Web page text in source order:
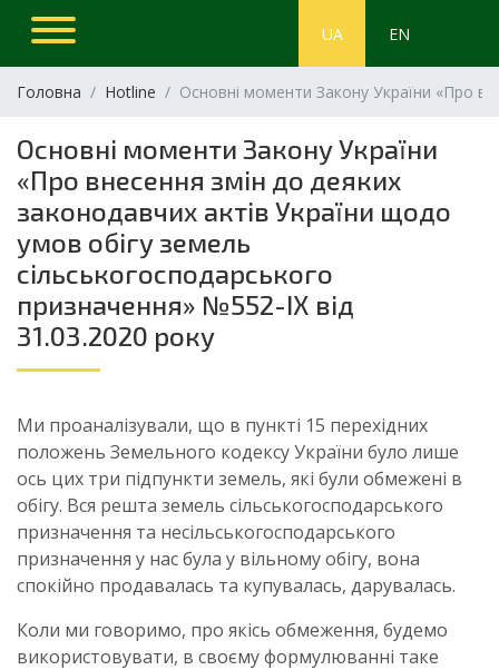
UA EN
Головна Hotline Основні моменти Закону України «Про
Основні моменти Закону України
«Про внесення змін до деяких
законодавчих актів України щодо
умов обігу земель
сільськогосподарського
призначення» №552-ІХ від
31.03.2020 року
Ми проаналізували, що в пункті 15 перехідних
положень Земельного кодексу України було лише
ось цих три підпункти земель, які були обмежені в
обігу. Вся решта земель сільськогосподарського
призначення та несільськогосподарського
призначення у нас була у вільному обігу, вона
спокійно продавалась та купувалась, дарувалась.
Коли ми говоримо, про якісь обмеження, будемо
використовувати, в своєму формулюванні таке